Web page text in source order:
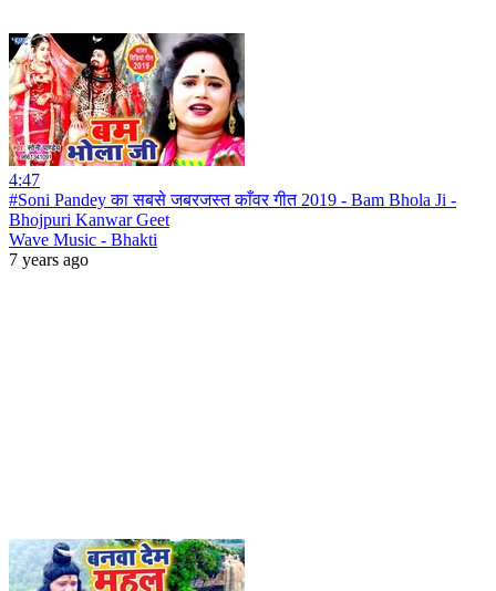
4:47
#Soni Pandey का सबसे जबरजस्त काँवर गीत 2019 - Bam Bhola Ji -
Bhojpuri Kanwar Geet
Wave Music - Bhakti
7 years ago